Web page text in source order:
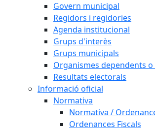
Govern municipal
Regidors i regidories
Agenda institucional
Grups d'interès
Grups municipals
Organismes dependents
Resultats electorals
Informació oficial
Normativa
Normativa /
Ordenances Fiscals